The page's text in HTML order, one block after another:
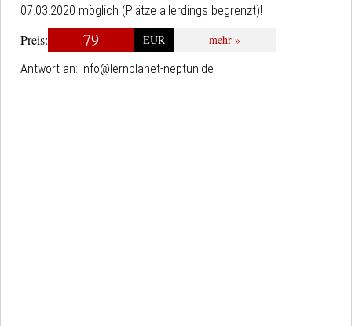
07.03.2020 möglich (Plätze allerdings begrenzt)!
Preis: 79 EUR
mehr »
Antwort an: info@lernplanet-neptun.de